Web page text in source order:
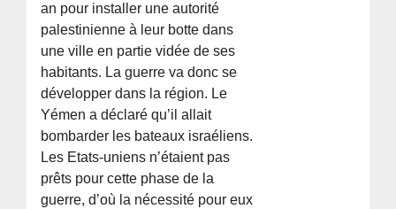
an pour installer une autorité
palestinienne à leur botte dans
une ville en partie vidée de ses
habitants. La guerre va donc se
développer dans la région. Le
Yémen a déclaré qu’il allait
bombarder les bateaux israéliens.
Les Etats-uniens n’étaient pas
prêts pour cette phase de la
guerre, d’où la nécessité pour eux